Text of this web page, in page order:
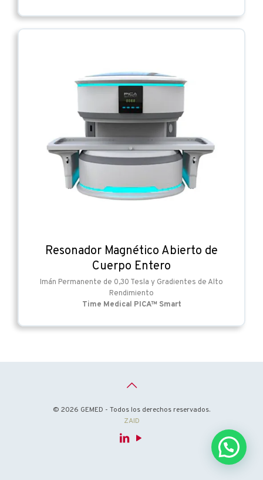
Resonador Magnético Abierto de
Cuerpo Entero
Imán Permanente de 0,30 Tesla y Gradientes de Alto
Rendimiento
Time Medical PICA™ Smart
© 2026 GEMED - Todos los derechos reservados.
ZAID